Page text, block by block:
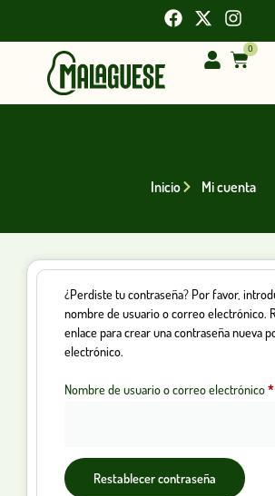
0
Inicio Mi cuenta
¿Perdiste tu contraseña? Por favor,
nombre de usuario o correo electrónico.
enlace para crear una contraseña nueva
electrónico.
Nombre de usuario o correo electrónico*
Restablecer contraseña